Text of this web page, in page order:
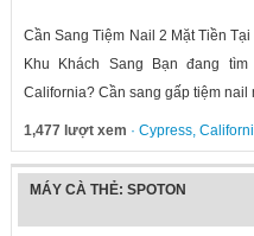
Cần Sang Tiệm Nail 2 Mặt Tiền
Khu Khách Sang Bạn đang
California? Cần sang gấp tiệm nail
1,477 lượt xem · Cypress,
MÁY CÀ THẺ: SPOTON